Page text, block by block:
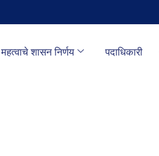
महत्वाचे शासन निर्णय पदाधिकारी